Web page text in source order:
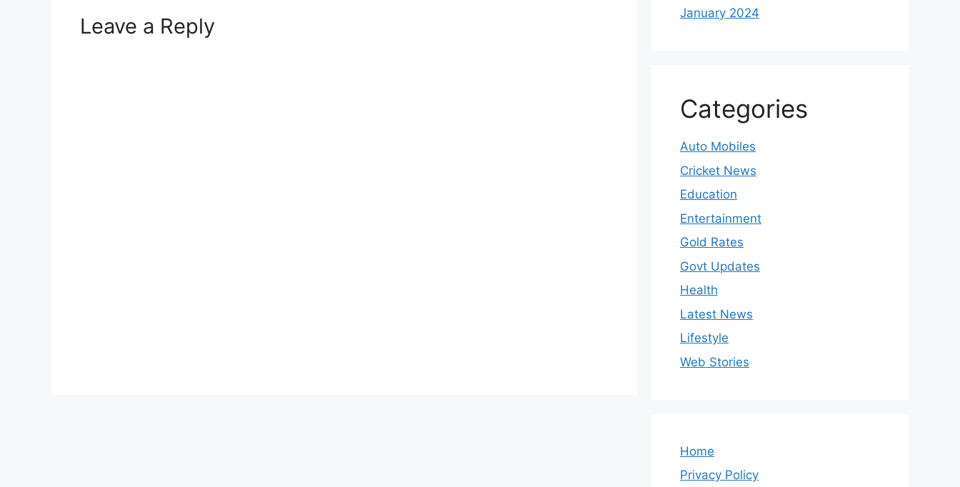
Leave a Reply
January 2024
Categories
Auto Mobiles
Cricket News
Education
Entertainment
Gold Rates
Govt Updates
Health
Latest News
Lifestyle
Web Stories
Home
Privacy Policy